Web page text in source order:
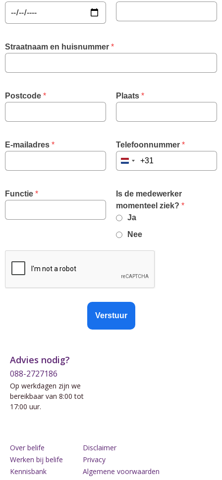
Straatnaam en huisnummer *
Postcode * Plaats *
E-mailadres * Telefoonnummer *
Netherlands
Functie *
Is de medewerker
momenteel ziek? *
Ja
Nee
Verstuur
Advies nodig?
088-2727186
Op werkdagen zijn we
bereikbaar van 8:00 tot
17:00 uur.
Over belife
Werken bij belife
Kennisbank
Disclaimer
Privacy
Algemene voorwaarden